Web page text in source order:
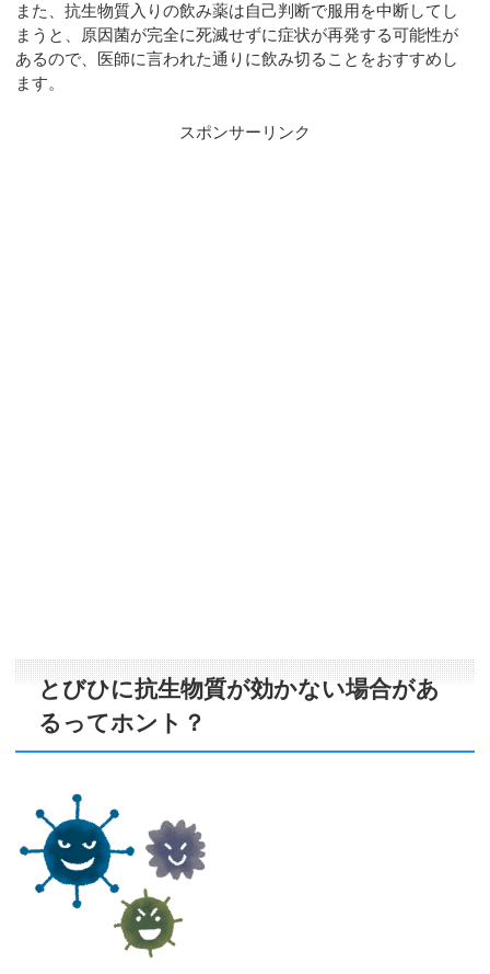
また、抗生物質入りの飲み薬は自己判断で服用を中断してし
まうと、原因菌が完全に死滅せずに症状が再発する可能性が
あるので、医師に言われた通りに飲み切ることをおすすめし
ます。
スポンサーリンク
とびひに抗生物質が効かない場合があ
るってホント？